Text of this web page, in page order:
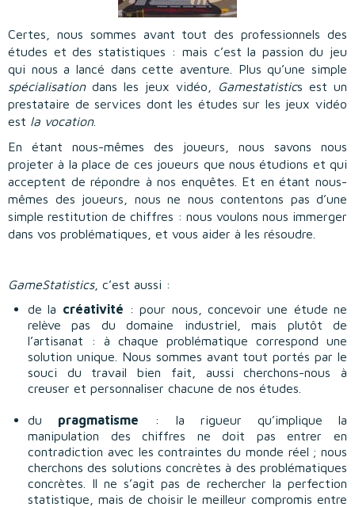
Certes, nous sommes avant tout des professionnels des
études et des statistiques : mais c’est la passion du jeu
qui nous a lancé dans cette aventure. Plus qu’une simple
spécialisationdans les jeux vidéo, Gamestatistics est un
prestataire de services dont les études sur les jeux vidéo
est la vocation.
En étant nous-mêmes des joueurs, nous savons nous
projeter à la place de ces joueurs que nous étudions et qui
acceptent de répondre à nos enquêtes. Et en étant nous-
mêmes des joueurs, nous ne nous contentons pas d’une
simple restitution de chiffres : nous voulons nous immerger
dans vos problématiques, et vous aider à les résoudre.
GameStatistics, c’est aussi :
de la créativité : pour nous, concevoir une étude ne
relève pas du domaine industriel, mais plutôt de
l’artisanat : à chaque problématique correspond une
solution unique. Nous sommes avant tout portés par le
souci du travail bien fait, aussi cherchons-nous à
creuser et personnaliser chacune de nos études.
du pragmatisme : la rigueur qu’implique la
manipulation des chiffres ne doit pas entrer en
contradiction avec les contraintes du monde réel ; nous
cherchons des solutions concrètes à des problématiques
concrètes. Il ne s’agit pas de rechercher la perfection
statistique, mais de choisir le meilleur compromis entre